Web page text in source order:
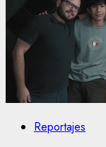
Reportajes